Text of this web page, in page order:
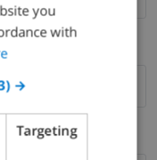
DUTCH
CATALAN
you
with
→
Targeting